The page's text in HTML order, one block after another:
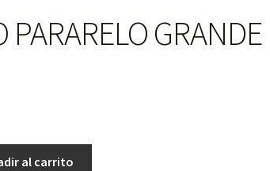
PARARELO GRANDE
al carrito